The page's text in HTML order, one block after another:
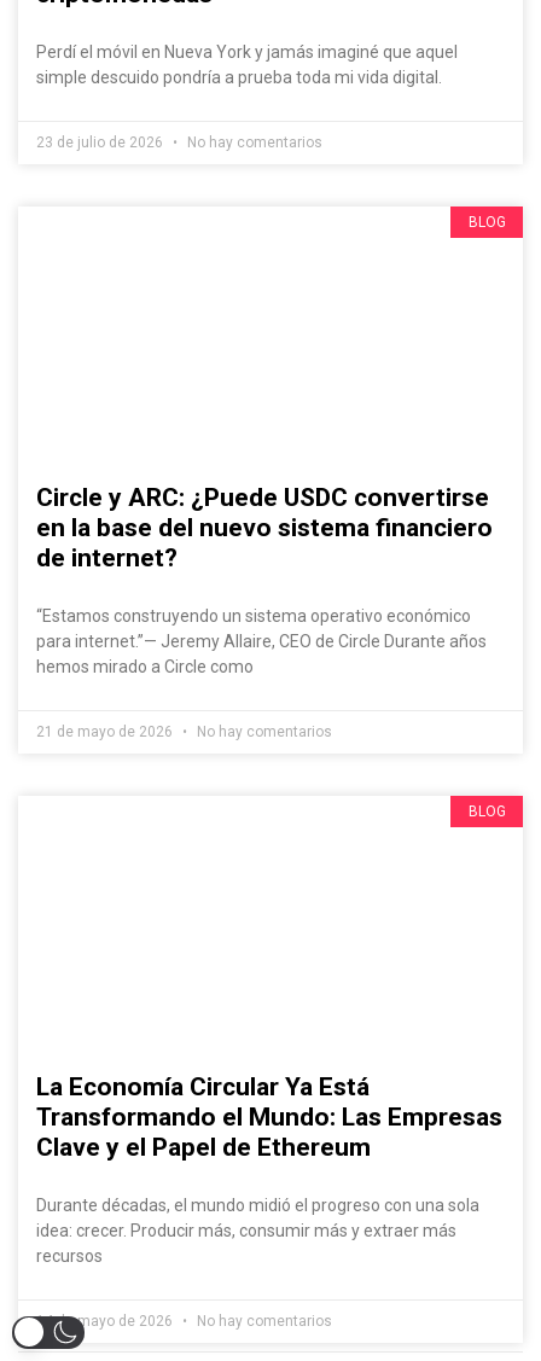
Perdí el móvil en Nueva York y jamás imaginé que aquel
simple descuido pondría a prueba toda mi vida digital.
23 de julio de 2026 No hay comentarios
BLOG
Circle y ARC: ¿Puede USDC convertirse
en la base del nuevo sistema financiero
de internet?
“Estamos construyendo un sistema operativo económico
para internet.”— Jeremy Allaire, CEO de Circle Durante años
hemos mirado a Circle como
21 de mayo de 2026 No hay comentarios
BLOG
La Economía Circular Ya Está
Transformando el Mundo: Las Empresas
Clave y el Papel de Ethereum
Durante décadas, el mundo midió el progreso con una sola
idea: crecer. Producir más, consumir más y extraer más
recursos
14 de mayo de 2026 No hay comentarios